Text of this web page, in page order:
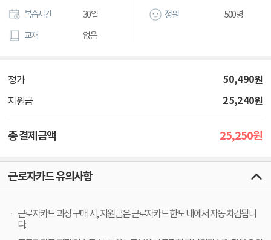
복습시간 30일
교재 없음
정원 500명
정가 50,490원
지원금 25,240원
총 결제금액 25,250원
근로자카드 유의사항
근로자카드 과정 구매 시, 지원금은 근로자카드 한도 내에서 자동 차감됩니
다.